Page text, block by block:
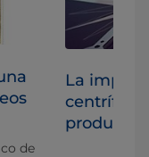
de
La
producto